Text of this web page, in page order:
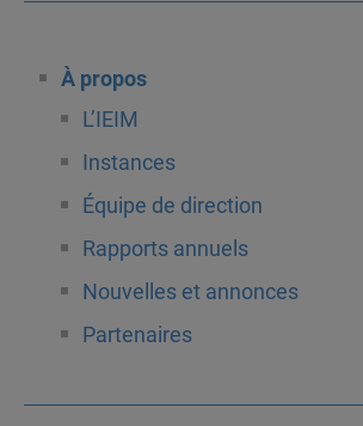
À propos
L’IEIM
Instances
Équipe de direction
Rapports annuels
Nouvelles et annonces
Partenaires